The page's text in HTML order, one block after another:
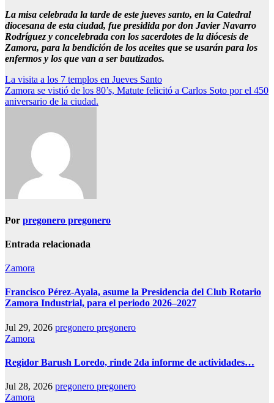
La misa celebrada la tarde de este jueves santo, en la Catedral
diocesana de esta ciudad, fue presidida por don Javier Navarro
Rodríguez y concelebrada con los sacerdotes de la diócesis de
Zamora, para la bendición de los aceites que se usarán para los
enfermos y los que van a ser bautizados.
Navegación
de
La visita a los 7 templos en Jueves Santo
Zamora se vistió de los 80’s, Matute felicitó a Carlos Soto por el 450
aniversario de la ciudad.
Por pregonero pregonero
Entrada relacionada
Zamora
Francisco Pérez-Ayala, asume la Presidencia del Club Rotario
Zamora Industrial, para el periodo 2026–2027
Jul 29, 2026 pregonero pregonero
Zamora
Regidor Barush Loredo, rinde 2da informe de actividades…
Jul 28, 2026 pregonero pregonero
Zamora